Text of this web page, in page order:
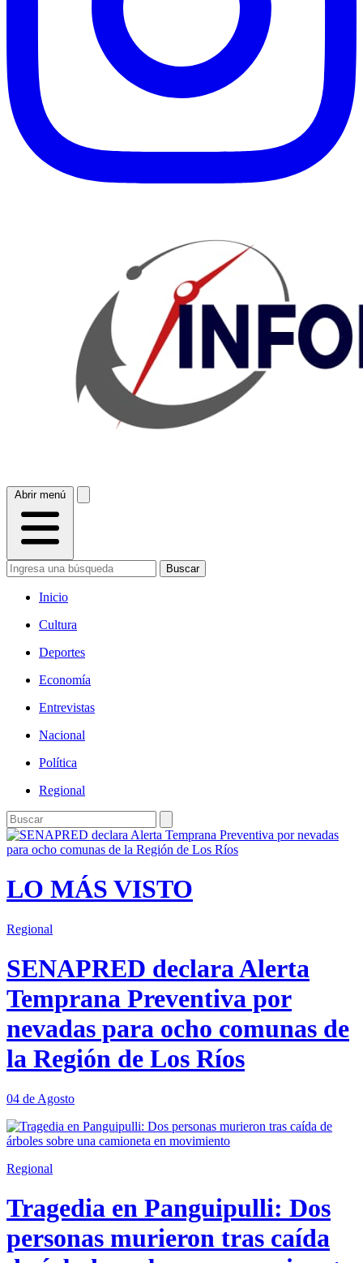
Abrir menú
Buscar
Inicio
Cultura
Deportes
Economía
Entrevistas
Nacional
Política
Regional
LO MÁS VISTO
Regional
SENAPRED declara Alerta
Temprana Preventiva por
nevadas para ocho comunas de
la Región de Los Ríos
04 de Agosto
Regional
Tragedia en Panguipulli: Dos
personas murieron tras caída